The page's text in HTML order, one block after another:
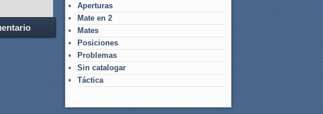
Aperturas
Mate en 2
Mates
Posiciones
Problemas
Sin catalogar
Táctica